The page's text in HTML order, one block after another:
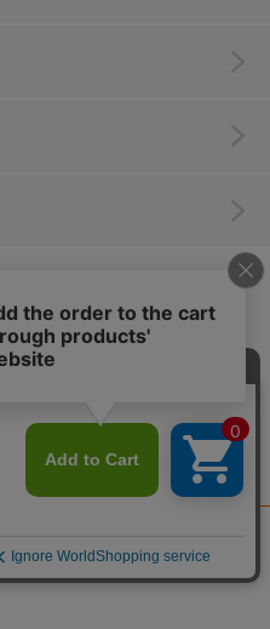
ーションを。
ンビ株式会社
© Combi Corporation.